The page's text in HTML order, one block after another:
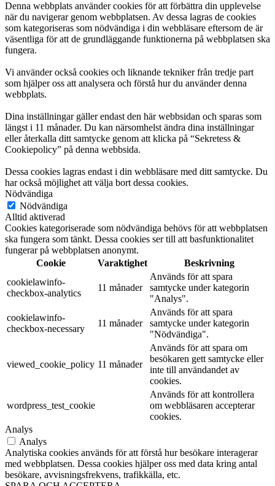
Denna webbplats använder cookies för att förbättra din upplevelse
när du navigerar genom webbplatsen. Av dessa lagras de cookies
som kategoriseras som nödvändiga i din webbläsare eftersom de är
väsentliga för att de grundläggande funktionerna på webbplatsen ska
fungera.
Vi använder också cookies och liknande tekniker från tredje part
som hjälper oss att analysera och förstå hur du använder denna
webbplats.
Dina inställningar gäller endast den här webbsidan och sparas som
längst i 11 månader. Du kan närsomhelst ändra dina inställningar
eller återkalla ditt samtycke genom att klicka på “Sekretess &
Cookiepolicy” på denna webbsida.
Dessa cookies lagras endast i din webbläsare med ditt samtycke. Du
har också möjlighet att välja bort dessa cookies.
Nödvändiga
Nödvändiga
Alltid aktiverad
Cookies kategoriserade som nödvändiga behövs för att webbplatsen
ska fungera som tänkt. Dessa cookies ser till att basfunktionalitet
fungerar på webbplatsen anonymt.
Cookie
Varaktighet
Beskrivning
cookielawinfo-
checkbox-analytics
11 månader
Används för att spara
samtycke under kategorin
"Analys".
cookielawinfo-
checkbox-necessary
11 månader
Används för att spara
samtycke under kategorin
"Nödvändiga".
viewed_cookie_policy 11 månader
Används för att spara om
besökaren gett samtycke eller
inte till användandet av
cookies.
wordpress_test_cookie
Används för att kontrollera
om webbläsaren accepterar
cookies.
Analys
Analys
Analytiska cookies används för att förstå hur besökare interagerar
med webbplatsen. Dessa cookies hjälper oss med data kring antal
besökare, avvisningsfrekvens, trafikkälla, etc.